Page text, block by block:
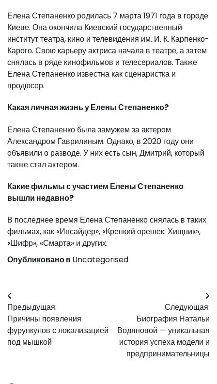
Елена Степаненко родилась 7 марта 1971 года в городе
Киеве. Она окончила Киевский государственный
институт театра, кино и телевидения им. И. К. Карпенко-
Карого. Свою карьеру актриса начала в театре, а затем
снялась в ряде кинофильмов и телесериалов. Также
Елена Степаненко известна как сценаристка и
продюсер.
Какая личная жизнь у Елены Степаненко?
Елена Степаненко была замужем за актером
Александром Гаврилиным. Однако, в 2020 году они
объявили о разводе. У них есть сын, Дмитрий, который
также стал актером.
Какие фильмы с участием Елены Степаненко
вышли недавно?
В последнее время Елена Степаненко снялась в таких
фильмах, как «Инсайдер», «Крепкий орешек: Хищник»,
«Шифр», «Смарта» и других.
Опубликовано вUncategorised
Навигация
по
записям
Предыдущая:
Причины появления
фурункулов с локализацией
под мышкой
Следующая:
Биография Натальи
Водяновой — уникальная
история успеха модели и
предпринимательницы